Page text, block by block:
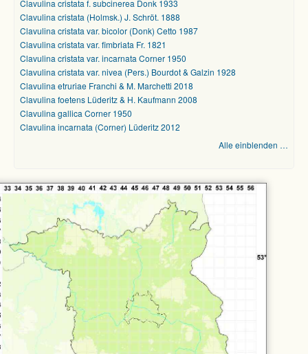
Clavulina cristata f. subcinerea Donk 1933
Clavulina cristata (Holmsk.) J. Schröt. 1888
Clavulina cristata var. bicolor (Donk) Cetto 1987
Clavulina cristata var. fimbriata Fr. 1821
Clavulina cristata var. incarnata Corner 1950
Clavulina cristata var. nivea (Pers.) Bourdot & Galzin 1928
Clavulina etruriae Franchi & M. Marchetti 2018
Clavulina foetens Lüderitz & H. Kaufmann 2008
Clavulina gallica Corner 1950
Clavulina incarnata (Corner) Lüderitz 2012
Alle einblenden …